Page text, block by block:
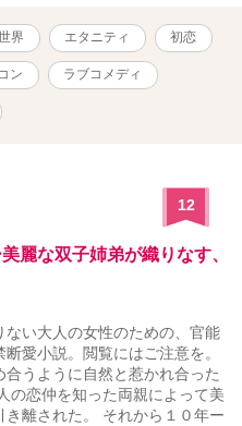
界 エタニティ 初恋
ン ラブコメディ
12
麗な双子姉弟が織りなす、
い大人の女性のための、官能
愛小説。閲覧にはご注意を。
うように自然と惹かれ合った
の恋仲を知った両親によって美
離された。 それから１０年ー